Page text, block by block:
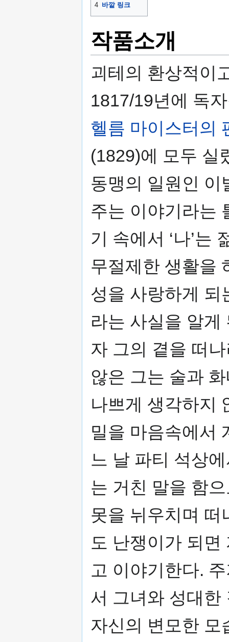
4 바깥 링크
작품소개
괴테의 환상적이
1817/19년에 독
헬름 마이스터의
(1829)에 모두 실
동맹의 일원인 이
주는 이야기라는
기 속에서 ‘나’는
무절제한 생활을
성을 사랑하게 되
라는 사실을 알게
자 그의 곁을 떠
않은 그는 술과
나쁘게 생각하지
밀을 마음속에서
느 날 파티 석상
는 거친 말을 함
못을 뉘우치며 떠
도 난쟁이가 되
고 이야기한다.
서 그녀와 성대한
자신의 변모한 모